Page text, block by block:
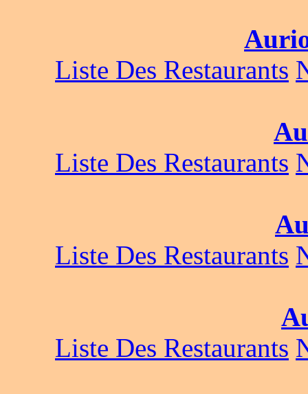
Liste Des Restaurants
Liste Des Restaurants
Liste Des Restaurants
Liste Des Restaurants